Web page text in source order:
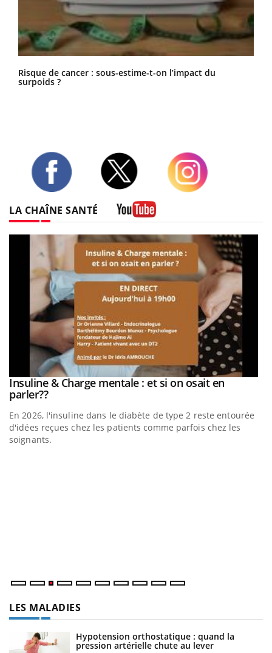
Risque de cancer : sous-estime-t-on l’impact du
surpoids ?
LA CHAÎNE SANTÉ
Youtube
Insuline & Charge mentale : et si on osait en
parler??Youtube
En 2026, l'insuline dans le diabète de type 2 reste entourée
d'idées reçues chez les patients comme parfois chez les
soignants.
LES MALADIES
Hypotension orthostatique : quand la
pression artérielle chute au lever